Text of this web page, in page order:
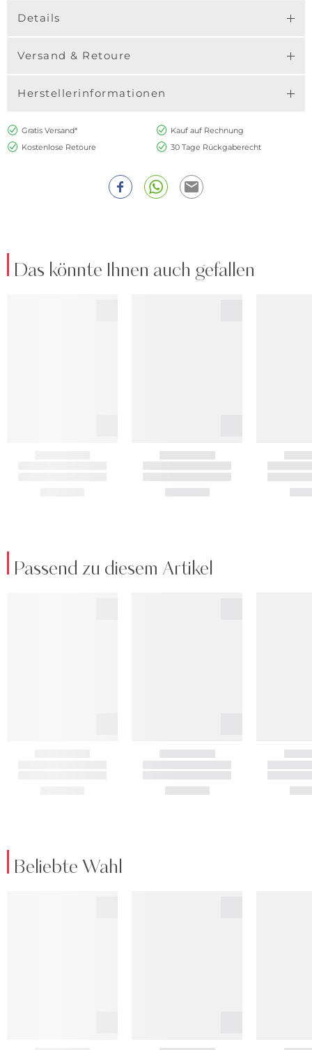
Details
Versand & Retoure
Herstellerinformationen
Gratis Versand*
Kauf auf Rechnung
Kostenlose Retoure
30 Tage Rückgaberecht
Das könnte Ihnen auch gefallen
Passend zu diesem Artikel
Beliebte Wahl